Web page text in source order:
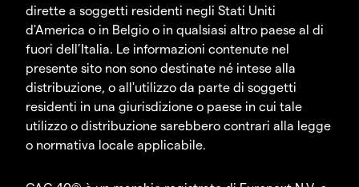
dirette a soggetti residenti negli Stati Uniti
d'America o in Belgio o in qualsiasi altro paese al di
fuori dell’Italia. Le informazioni contenute nel
presente sito non sono destinate né intese alla
distribuzione, o all'utilizzo da parte di soggetti
residenti in una giurisdizione o paese in cui tale
utilizzo o distribuzione sarebbero contrari alla legge
o normativa locale applicabile.